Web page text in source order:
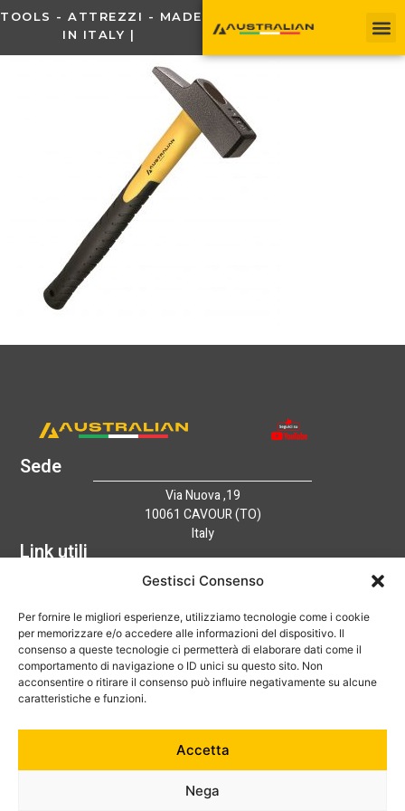
Gestisci Consenso
Per fornire le migliori esperienze, utilizziamo tecnologie come i cookie
per memorizzare e/o accedere alle informazioni del dispositivo. Il
consenso a queste tecnologie ci permetterà di elaborare dati come il
comportamento di navigazione o ID unici su questo sito. Non
acconsentire o ritirare il consenso può influire negativamente su alcune
caratteristiche e funzioni.
Accetta
Nega
TOOLS - ATTREZZI - MADE
IN ITALY |
Sede
Via Nuova ,19
10061 CAVOUR (TO)
Italy
Link utili
Home
Catalogo
Tecnologia
News
Contatti
Hai bisogno di aiuto?
+39 0121 600752
info@australian-srl.com